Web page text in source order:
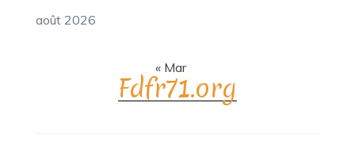
août 2026
« Mar
Fdfr71.org